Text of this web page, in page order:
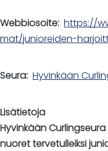
Webbiosoite https://
mat/junioreiden-
Seura Hyvinkään
Lisätietoja
Hyvinkään
nuoret tervetulleiksi